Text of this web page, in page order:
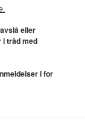
eller
i tråd med
i for